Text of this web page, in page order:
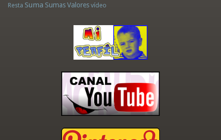
Resta Suma Sumas Valores vídeo